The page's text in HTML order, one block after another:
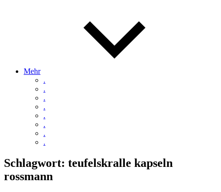
Mehr
.
.
.
.
.
.
.
.
Schlagwort: teufelskralle kapseln
rossmann